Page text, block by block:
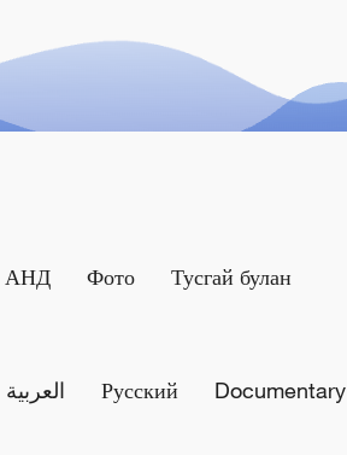
АНД Фото Тусгай булан
العربية Русский Documentary